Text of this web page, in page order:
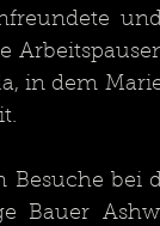
in dem
Besuche bei
Bauer